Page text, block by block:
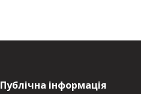
Публічна інформація